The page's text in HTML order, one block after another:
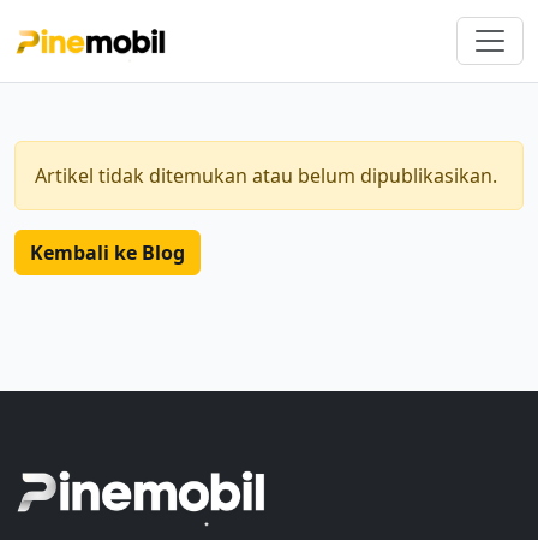
Artikel tidak ditemukan atau belum dipublikasikan.
Kembali ke Blog